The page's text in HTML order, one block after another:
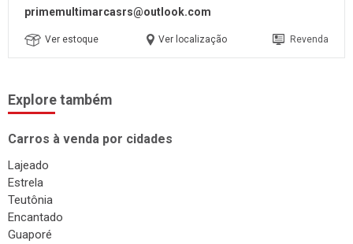
primemultimarcasrs@outlook.com
Ver estoque Ver localização Revenda
Explore também
Carros à venda por cidades
Lajeado
Estrela
Teutônia
Encantado
Guaporé